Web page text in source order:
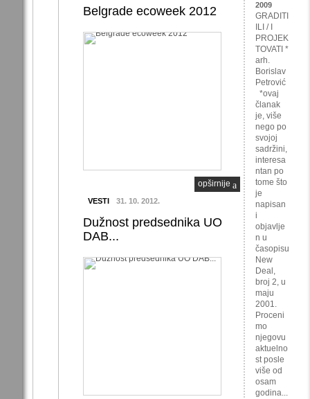
Belgrade ecoweek 2012
opširnije
VESTI 31. 10. 2012.
Dužnost predsednika UO
DAB...
2009
GRADITI
ILI / I
PROJEK
TOVATI *
arh.
Borislav
Petrović
*ovaj
članak
je, više
nego po
svojoj
sadržini,
interesa
ntan po
tome što
je
napisan
i
objavlje
n u
časopisu
New
Deal,
broj 2, u
maju
2001.
Proceni
mo
njegovu
aktuelno
st posle
više od
osam
godina...